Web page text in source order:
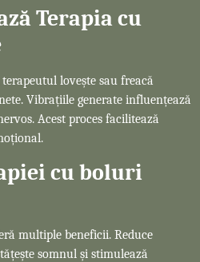
Terapia cu
lovește sau freacă
Vibrațiile generate influențează
Acest proces facilitează
cu boluri
multiple beneficii. Reduce
somnul și stimulează